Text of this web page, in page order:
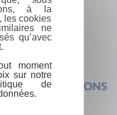
AUX QUESTIONS
à la
les cookies
ne
qu’avec
moment
sur notre
de